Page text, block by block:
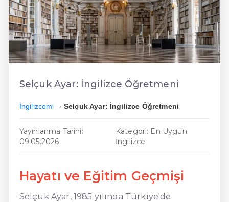
En Hızlı İngilizce
En Kolay İngilizce
En Ucuz İngilizce
En Uygun İngilizce
Hızlı İngilizce
Selçuk Ayar: İngilizce Öğretmeni
İngilizcemi Selçuk Ayar: İngilizce Öğretmeni
Yayınlanma Tarihi:
09.05.2026
Kategori: En Uygun
İngilizce
Hayatı ve Eğitim Geçmişi
Selçuk Ayar, 1985 yılında Türkiye'de